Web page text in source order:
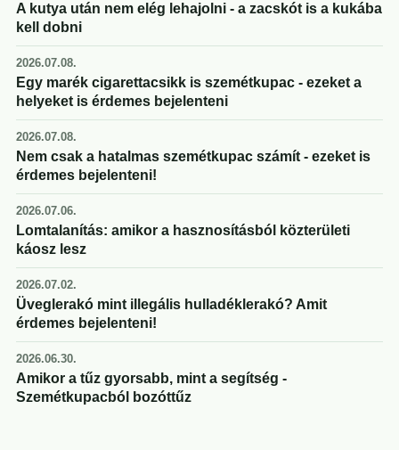
A kutya után nem elég lehajolni - a zacskót is a kukába
kell dobni
2026.07.08.
Egy marék cigarettacsikk is szemétkupac - ezeket a
helyeket is érdemes bejelenteni
2026.07.08.
Nem csak a hatalmas szemétkupac számít - ezeket is
érdemes bejelenteni!
2026.07.06.
Lomtalanítás: amikor a hasznosításból közterületi
káosz lesz
2026.07.02.
Üveglerakó mint illegális hulladéklerakó? Amit
érdemes bejelenteni!
2026.06.30.
Amikor a tűz gyorsabb, mint a segítség -
Szemétkupacból bozóttűz